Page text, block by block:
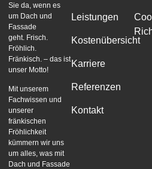
Sie da, wenn es
um Dach und
Fassade
geht. Frisch.
Fröhlich.
Fränkisch. – das ist
unser Motto!
Mit unserem
Fachwissen und
unserer
fränkischen
Fröhlichkeit
kümmern wir uns
um alles, was mit
Dach und Fassade
Leistungen
Kostenübersicht
Karriere
Referenzen
Kontakt